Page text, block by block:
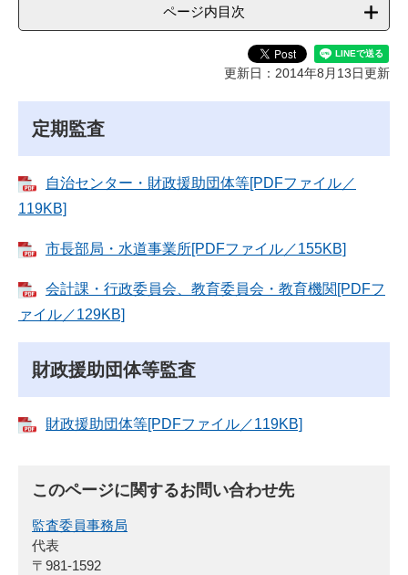
ページ内目次
更新日：2014年8月13日更新
定期監査
自治センター・財政援助団体等[PDFファイル／
119KB]
市長部局・水道事業所[PDFファイル／155KB]
会計課・行政委員会、教育委員会・教育機関[PDFフ
ァイル／129KB]
財政援助団体等監査
財政援助団体等[PDFファイル／119KB]
このページに関するお問い合わせ先
監査委員事務局
代表
〒981-1592